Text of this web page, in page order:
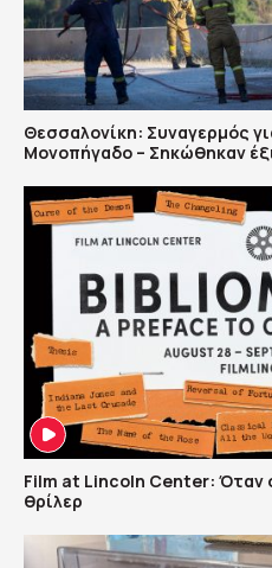
Θεσσαλονίκη: Συναγερμός
Μονοπήγαδο – Σηκώθηκαν
Film at Lincoln Center: Όταν
θρίλερ